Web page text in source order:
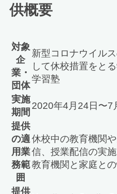
供概要
対象
企
業・
団体
新型コロナウイル
して休校措置をと
学習塾
実施
期間
2020年4月24日〜7
提供
の適
用業
務範
囲
休校中の教育機関
信、授業配信の実施
教育機関と家庭と
提供